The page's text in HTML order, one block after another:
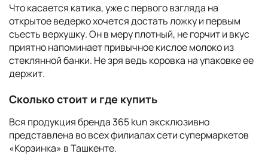
Что касается катика, уже с первого взгляда на
открытое ведерко хочется достать ложку и первым
съесть верхушку. Он в меру плотный, не горчит и вкус
приятно напоминает привычное кислое молоко из
стеклянной банки. Не зря ведь коровка на упаковке ее
держит.
Сколько стоит и где купить
Вся продукция бренда 365 kun эксклюзивно
представлена во всех филиалах сети супермаркетов
«Корзинка» в Ташкенте.